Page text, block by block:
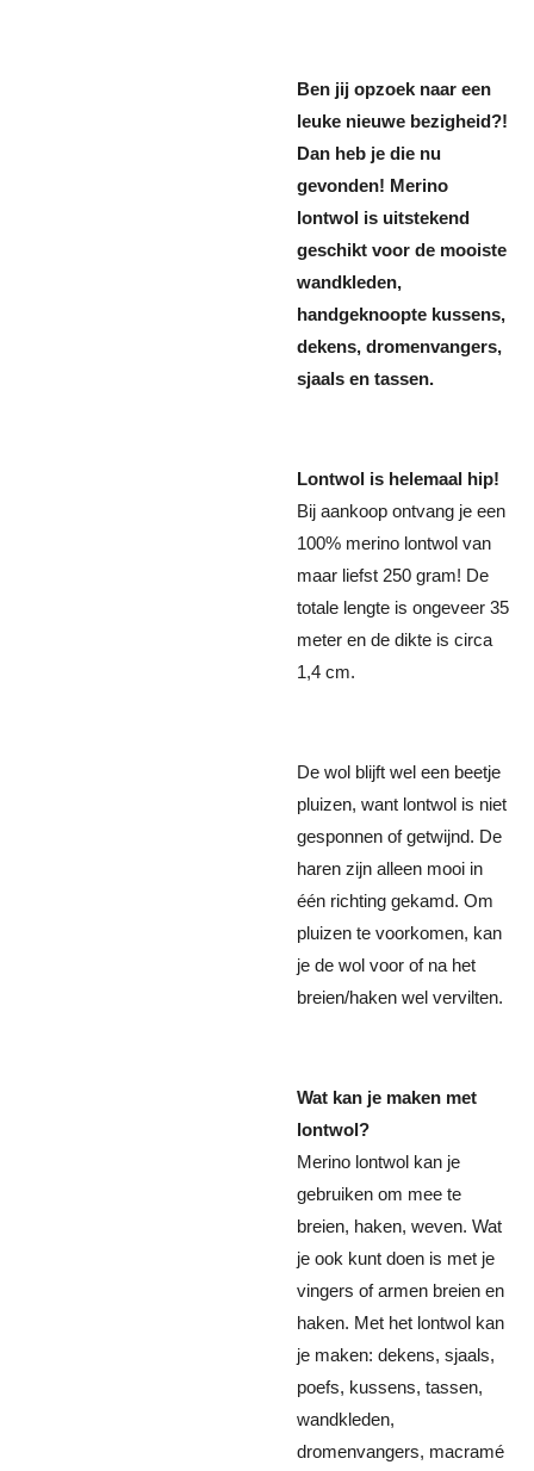
Ben jij opzoek naar een
leuke nieuwe bezigheid?!
Dan heb je die nu
gevonden! Merino
lontwol is uitstekend
geschikt voor de mooiste
wandkleden,
handgeknoopte kussens,
dekens, dromenvangers,
sjaals en tassen.
Lontwol is helemaal hip!
Bij aankoop ontvang je een
100% merino lontwol van
maar liefst 250 gram! De
totale lengte is ongeveer 35
meter en de dikte is circa
1,4 cm.
De wol blijft wel een beetje
pluizen, want lontwol is niet
gesponnen of getwijnd. De
haren zijn alleen mooi in
één richting gekamd. Om
pluizen te voor­komen, kan
je de wol voor of na het
breien/haken wel vervilten.
Wat kan je maken met
lontwol?
Merino lontwol kan je
gebruiken om mee te
breien, haken, weven. Wat
je ook kunt doen is met je
vingers of armen breien en
haken. Met het lontwol kan
je maken: dekens, sjaals,
poefs, kussens, tassen,
wandkleden,
dromenvangers, macramé